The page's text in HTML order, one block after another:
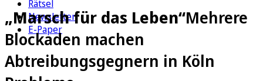
Rätsel
Newsletter
E-Paper
„Marsch für das Leben“Mehrere
Blockaden machen
Abtreibungsgegnern in Köln